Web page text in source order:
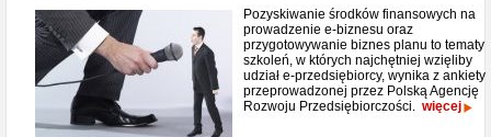
Pozyskiwanie środków finansowych na
prowadzenie e-biznesu oraz
przygotowywanie biznes planu to tematy
szkoleń, w których najchętniej wzięliby
udział e-przedsiębiorcy, wynika z ankiety
przeprowadzonej przez Polską Agencję
Rozwoju Przedsiębiorczości. więcej